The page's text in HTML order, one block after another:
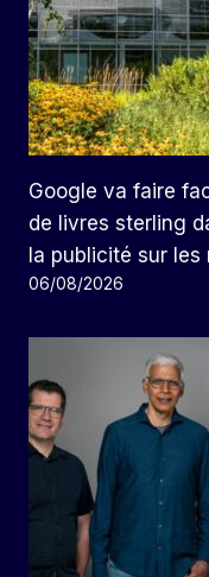
Google va faire
de livres sterling
la publicité sur
06/08/2026